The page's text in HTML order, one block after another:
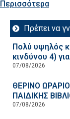
Περισσότερα
Πρέπει να
Πολύ υψηλός
κινδύνου 4)
07/08/2026
ΘΕΡΙΝΟ
ΠΑΙΔΙΚΗΣ
07/08/2026